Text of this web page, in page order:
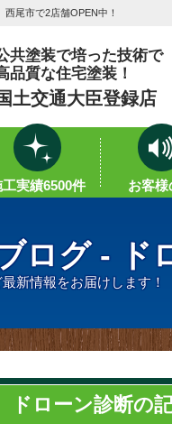
尾市で2店舗OPEN中！
共塗装で培った技術で
品質な住宅塗装！
土交通大臣登録店
工実績6500件 お客様
ログ - ド
新情報をお届けします！
ドローン診断の